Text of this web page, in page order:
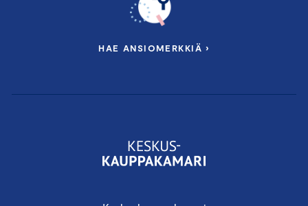
HAE ANSIOMERKKIÄ ›